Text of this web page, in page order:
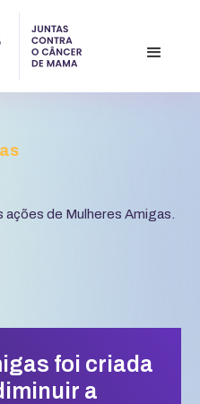
de Mulheres Amigas.
foi criada
a